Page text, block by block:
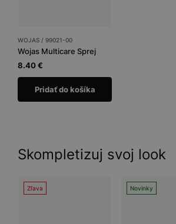
WOJAS / 99021-00
Wojas Multicare Sprej
8.40 €
Pridať do košíka
Skompletizuj svoj look
Zľava Novinky